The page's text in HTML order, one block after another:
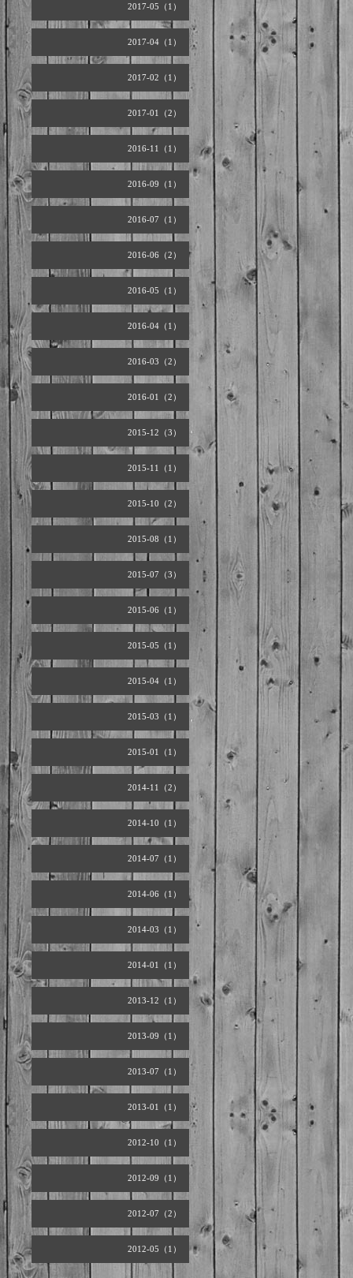
2017-05（1）
2017-04（1）
2017-02（1）
2017-01（2）
2016-11（1）
2016-09（1）
2016-07（1）
2016-06（2）
2016-05（1）
2016-04（1）
2016-03（2）
2016-01（2）
2015-12（3）
2015-11（1）
2015-10（2）
2015-08（1）
2015-07（3）
2015-06（1）
2015-05（1）
2015-04（1）
2015-03（1）
2015-01（1）
2014-11（2）
2014-10（1）
2014-07（1）
2014-06（1）
2014-03（1）
2014-01（1）
2013-12（1）
2013-09（1）
2013-07（1）
2013-01（1）
2012-10（1）
2012-09（1）
2012-07（2）
2012-05（1）